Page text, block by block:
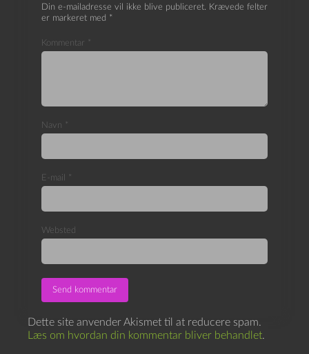
Din e-mailadresse vil ikke blive publiceret. Krævede felter
er markeret med *
Kommentar *
Navn *
E-mail *
Websted
Dette site anvender Akismet til at reducere spam.
Læs om hvordan din kommentar bliver behandlet.